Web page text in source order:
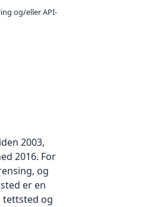
og/eller API-
2003,
2016. For
og
er en
tettsted og